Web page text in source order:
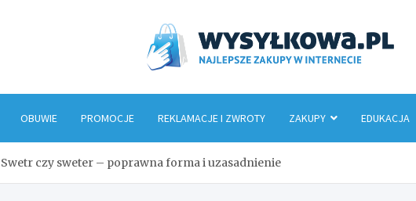
OBUWIE PROMOCJE REKLAMACJE I ZWROTY ZAKUPY EDUKACJA
Swetr czy sweter – poprawna forma i uzasadnienie